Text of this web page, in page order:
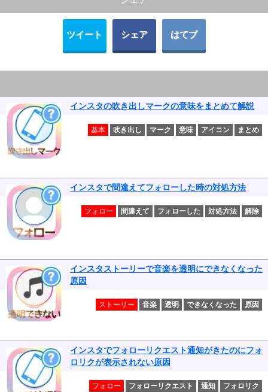
ツイート シェア はてブ
インスタの吹き出しマークの意味をまとめて解説
基本 吹き出し マーク 意味 アイコン まとめ
インスタで間違えてフォローした時の対処方法
フォロー 間違えて フォローした 対処方法 解除
インスタストーリーで音楽を透明にできなくなった
原因
ストーリー 音楽 透明 できなくなった 原因
インスタでフォローリクエスト通知がきたのにフォ
ロリクが表示されない原因
フォロー フォローリクエスト 通知 フォロリク